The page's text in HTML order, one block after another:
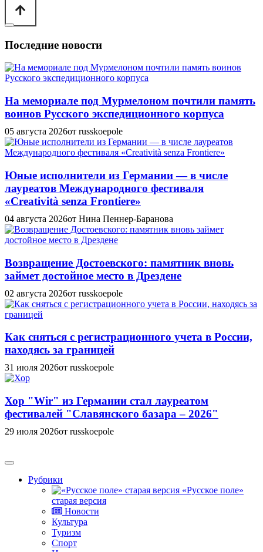
Последние новости
На мемориале под Мурмелоном почтили память
воинов Русского экспедиционного корпуса
05 августа 2026от russkoepole
Юные исполнители из Германии — в числе
лауреатов Международного фестиваля
«Creatività senza Frontiere»
04 августа 2026от Нина Пеннер-Баранова
Возвращение Достоевского: памятник вновь
займет достойное место в Дрездене
02 августа 2026от russkoepole
Как сняться с регистрационного учета в России,
находясь за границей
31 июля 2026от russkoepole
Хор "Wir" из Германии стал лауреатом
фестивалей "Славянского базара – 2026"
29 июля 2026от russkoepole
Рубрики
«Русское поле»
старая версия
Новости
Культура
Туризм
Спорт